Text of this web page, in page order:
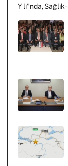
Yılı”nda,